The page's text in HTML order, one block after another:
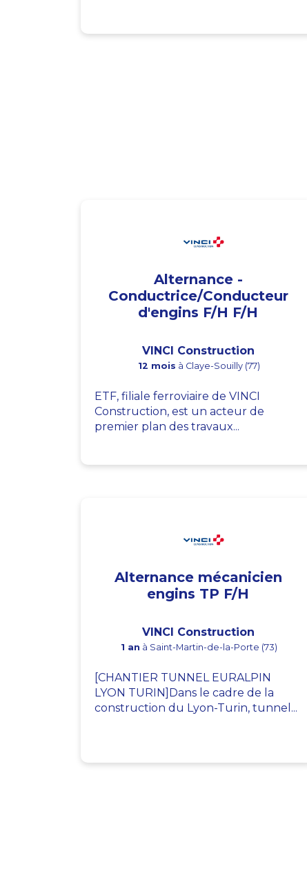
Alternance -
Conductrice/Conducteur
d'engins F/H F/H
VINCI Construction
12 mois à Claye-Souilly (77)
ETF, filiale ferroviaire de VINCI
Construction, est un acteur de
premier plan des travaux...
Alternance mécanicien
engins TP F/H
VINCI Construction
1 an à Saint-Martin-de-la-Porte (73)
[CHANTIER TUNNEL EURALPIN
LYON TURIN]Dans le cadre de la
construction du Lyon-Turin, tunnel...